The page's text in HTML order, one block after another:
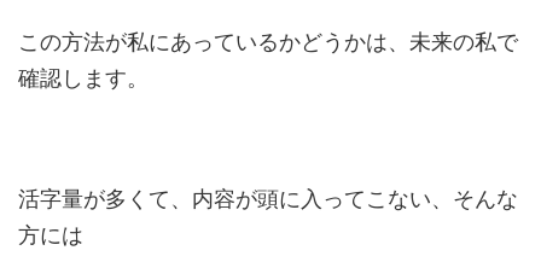
この方法が私にあっているかどうかは、未来の私で
確認します。
活字量が多くて、内容が頭に入ってこない、そんな
方には